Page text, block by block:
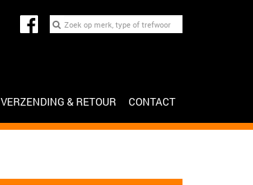
VERZENDING & RETOUR CONTACT